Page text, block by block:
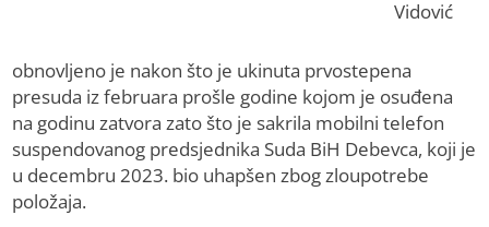
Vidović
obnovljeno je nakon što je ukinuta prvostepena
presuda iz februara prošle godine kojom je osuđena
na godinu zatvora zato što je sakrila mobilni telefon
suspendovanog predsjednika Suda BiH Debevca, koji je
u decembru 2023. bio uhapšen zbog zloupotrebe
položaja.